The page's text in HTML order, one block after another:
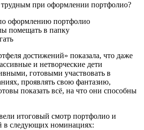
трудным при оформлении портфолио?
оформлению портфолио
помещать в папку
достижений» показала, что даже
и нетворческие дети
готовыми участвовать в
проявлять свою фантазию,
показать всё, на что они способны
итоговый смотр портфолио и
в следующих номинациях: